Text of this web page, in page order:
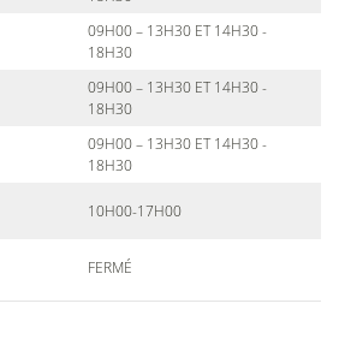
09H00 – 13H30 ET 14H30 -
18H30
09H00 – 13H30 ET 14H30 -
18H30
09H00 – 13H30 ET 14H30 -
18H30
10H00-17H00
FERMÉ